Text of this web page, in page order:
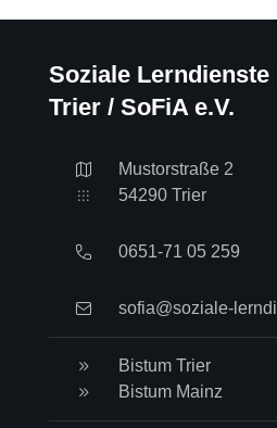
Soziale
Trier / SoFiA e.V.
Mustorstraße 2
54290 Trier
0651-71 05 259
sofia@soziale-
Bistum Trier
Bistum Mainz